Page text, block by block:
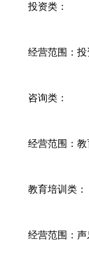
投资类：
经营范围：
咨询类：
经营范围：
教育培训类：
经营范围：声